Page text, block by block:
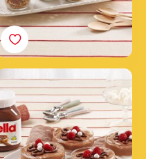
Mousse s nátierkou
Nutella®